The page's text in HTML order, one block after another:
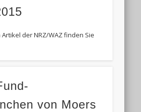
der NRZ/WAZ finden Sie
von Moers